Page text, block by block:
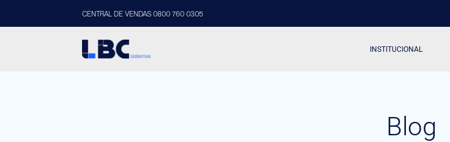
CENTRAL DE VENDAS 0800 760 0305
INSTITUCIONAL
Blog